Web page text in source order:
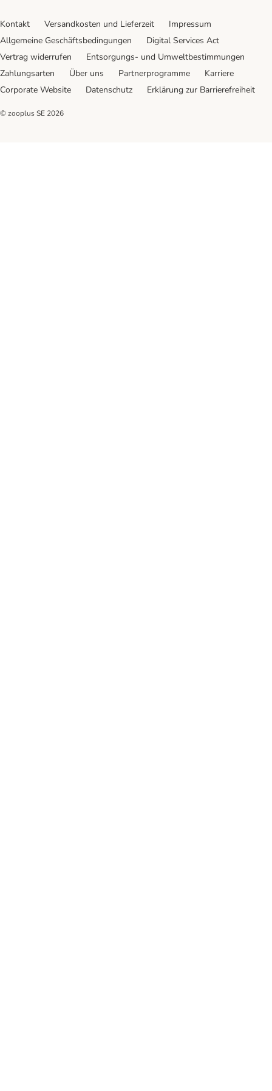
Kontakt Versandkosten und Lieferzeit
Impressum
Allgemeine Geschäftsbedingungen
Digital Services Act
Vertrag widerrufen
Entsorgungs- und Umweltbestimmungen
Zahlungsarten
Über uns Partnerprogramme
Karriere
Corporate Website
Datenschutz Erklärung zur Barrierefreiheit
© zooplus SE 2026